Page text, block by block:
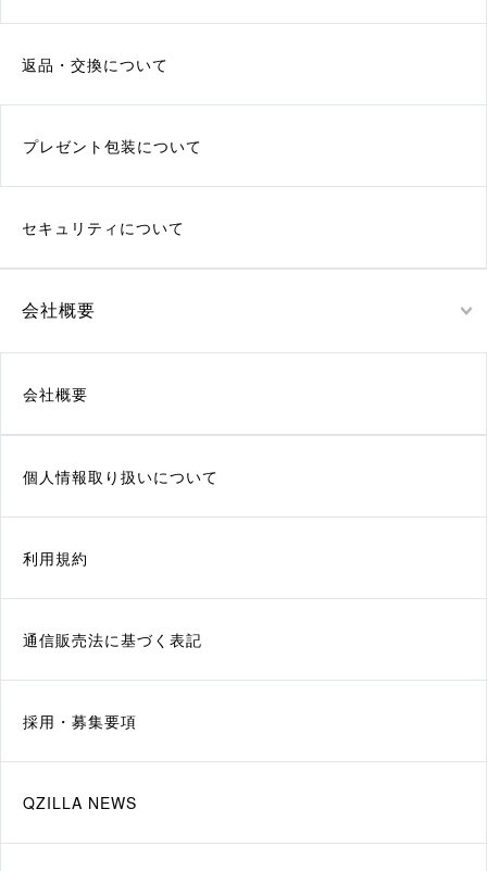
返品・交換について
プレゼント包装について
セキュリティについて
会社概要
会社概要
個人情報取り扱いについて
利用規約
通信販売法に基づく表記
採用・募集要項
QZILLA NEWS